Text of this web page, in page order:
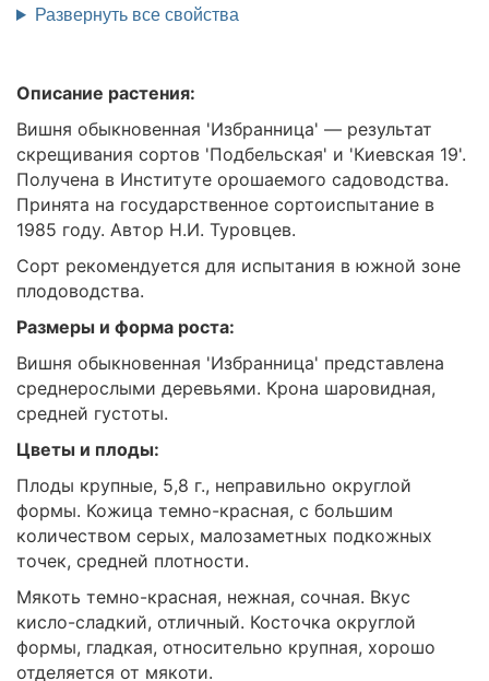
Развернуть все свойства
Описание растения:
Вишня обыкновенная 'Избранница' — результат
скрещивания сортов 'Подбельская' и 'Киевская 19'.
Получена в Институте орошаемого садоводства.
Принята на государственное сортоиспытание в
1985 году. Автор Н.И. Туровцев.
Сорт рекомендуется для испытания в южной зоне
плодоводства.
Размеры и форма роста:
Вишня обыкновенная 'Избранница' представлена
среднерослыми деревьями. Крона шаровидная,
средней густоты.
Цветы и плоды:
Плоды крупные, 5,8 г., неправильно округлой
формы. Кожица темно-красная, с большим
количеством серых, малозаметных подкожных
точек, средней плотности.
Мякоть темно-красная, нежная, сочная. Вкус
кисло-сладкий, отличный. Косточка округлой
формы, гладкая, относительно крупная, хорошо
отделяется от мякоти.